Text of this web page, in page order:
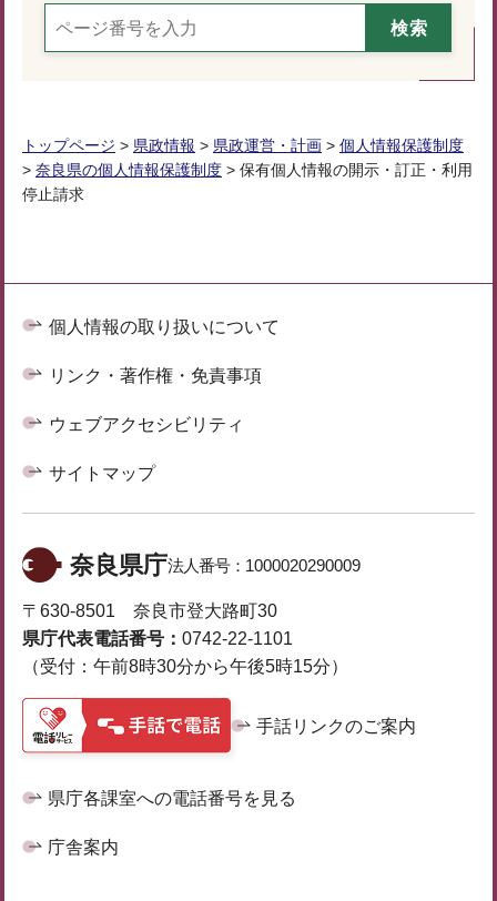
トップページ > 県政情報 > 県政運営・計画 > 個人情報保護制度
> 奈良県の個人情報保護制度 > 保有個人情報の開示・訂正・利用
停止請求
個人情報の取り扱いについて
リンク・著作権・免責事項
ウェブアクセシビリティ
サイトマップ
奈良県庁法人番号： 1000020290009
〒630-8501 奈良市登大路町30
県庁代表電話番号： 0742-22-1101
（受付：午前8時30分から午後5時15分）
手話リンクのご案内
県庁各課室への電話番号を見る
庁舎案内